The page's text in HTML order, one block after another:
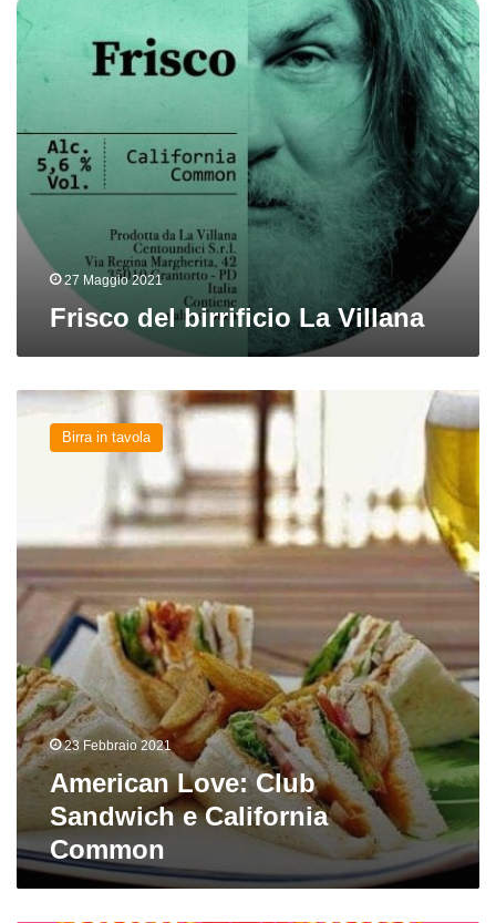
27 Maggio 2021
Frisco del birrificio La Villana
American
Love:
Common
Birra in tavola
23 Febbraio 2021
American Love: Club
Sandwich e California
Common